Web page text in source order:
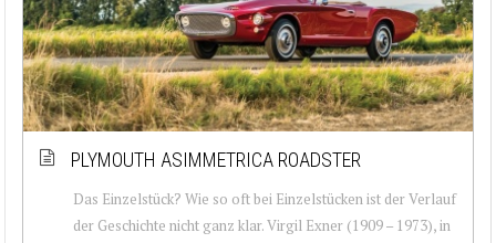
PLYMOUTH ASIMMETRICA ROADSTER
Das Einzelstück? Wie so oft bei Einzelstücken ist der Verlauf
der Geschichte nicht ganz klar. Virgil Exner (1909 – 1973), in